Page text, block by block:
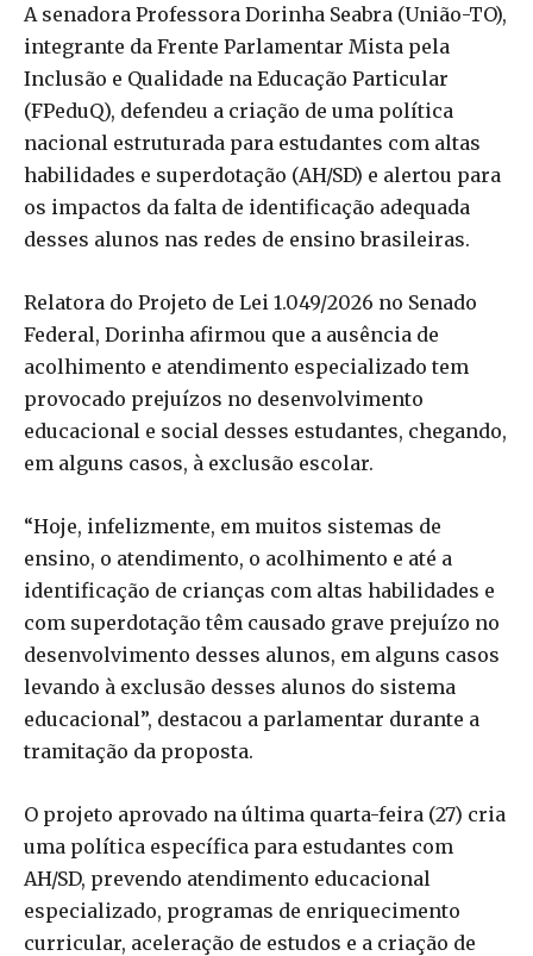
A senadora Professora Dorinha Seabra (União-TO),
integrante da Frente Parlamentar Mista pela
Inclusão e Qualidade na Educação Particular
(FPeduQ), defendeu a criação de uma política
nacional estruturada para estudantes com altas
habilidades e superdotação (AH/SD) e alertou para
os impactos da falta de identificação adequada
desses alunos nas redes de ensino brasileiras.
Relatora do Projeto de Lei 1.049/2026 no Senado
Federal, Dorinha afirmou que a ausência de
acolhimento e atendimento especializado tem
provocado prejuízos no desenvolvimento
educacional e social desses estudantes, chegando,
em alguns casos, à exclusão escolar.
“Hoje, infelizmente, em muitos sistemas de
ensino, o atendimento, o acolhimento e até a
identificação de crianças com altas habilidades e
com superdotação têm causado grave prejuízo no
desenvolvimento desses alunos, em alguns casos
levando à exclusão desses alunos do sistema
educacional”, destacou a parlamentar durante a
tramitação da proposta.
O projeto aprovado na última quarta-feira (27) cria
uma política específica para estudantes com
AH/SD, prevendo atendimento educacional
especializado, programas de enriquecimento
curricular, aceleração de estudos e a criação de